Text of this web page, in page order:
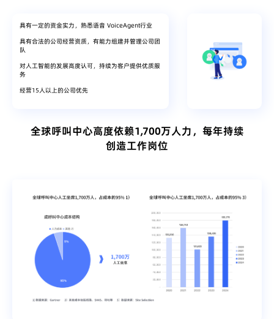
具有一定的资金实力，熟悉语音 VoiceAgent行业
具有合法的公司经营资质，有能力组建并管理公司团
队
对人工智能的发展高度认可，持续为客户提供优质服
务
经营15人以上的公司优先
全球呼叫中心高度依赖1,700万人力，每年持续
创造工作岗位